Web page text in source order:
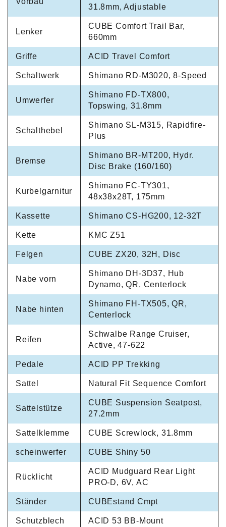
31.8mm, Adjustable
Lenker
CUBE Comfort Trail Bar,
660mm
Griffe ACID Travel Comfort
Schaltwerk Shimano RD-M3020, 8-Speed
Umwerfer
Shimano FD-TX800,
Topswing, 31.8mm
Schalthebel
Shimano SL-M315, Rapidfire-
Plus
Bremse
Shimano BR-MT200, Hydr.
Disc Brake (160/160)
Kurbelgarnitur
Shimano FC-TY301,
48x38x28T, 175mm
Kassette Shimano CS-HG200, 12-32T
Kette KMC Z51
Felgen CUBE ZX20, 32H, Disc
Nabe vorn
Shimano DH-3D37, Hub
Dynamo, QR, Centerlock
Nabe hinten
Shimano FH-TX505, QR,
Centerlock
Reifen
Schwalbe Range Cruiser,
Active, 47-622
Pedale ACID PP Trekking
Sattel Natural Fit Sequence Comfort
Sattelstütze
CUBE Suspension Seatpost,
27.2mm
Sattelklemme CUBE Screwlock, 31.8mm
scheinwerfer CUBE Shiny 50
Rücklicht
ACID Mudguard Rear Light
PRO-D, 6V, AC
Ständer CUBEstand Cmpt
Schutzblech ACID 53 BB-Mount